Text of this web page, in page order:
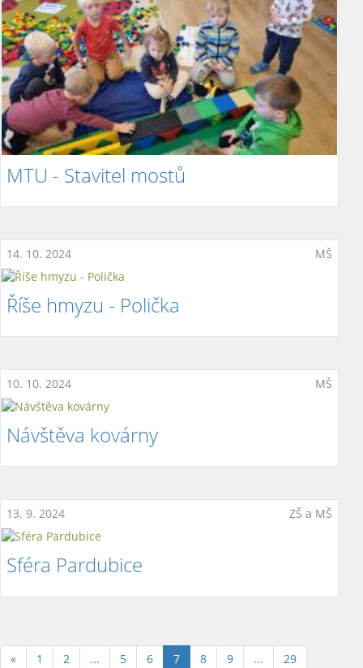
MTU - Stavitel mostů
14. 10. 2024 MŠ
Říše hmyzu - Polička
10. 10. 2024 MŠ
Návštěva kovárny
13. 9. 2024 ZŠ a MŠ
Sféra Pardubice
« 1 2 ... 5 6 7(aktuální)
8 9 ... 29